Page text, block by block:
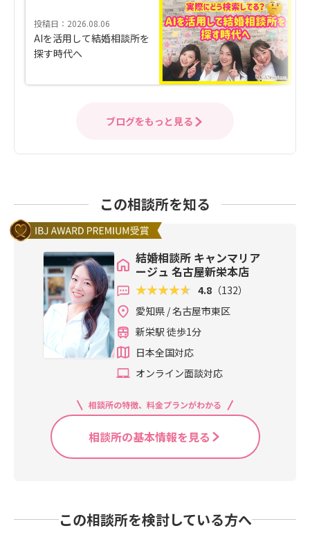
投稿日：2026.08.06
AIを活用して結婚相談所を
探す時代へ
ブログをもっと見る
この相談所を知る
結婚相談所 キャンマリア
ージュ 名古屋新栄本店
4.8 （132）
愛知県 / 名古屋市東区
新栄駅 徒歩1分
日本全国対応
オンライン面談対応
相談所の特徴、料金プランがわかる
相談所の基本情報を見る
この相談所を検討している方へ